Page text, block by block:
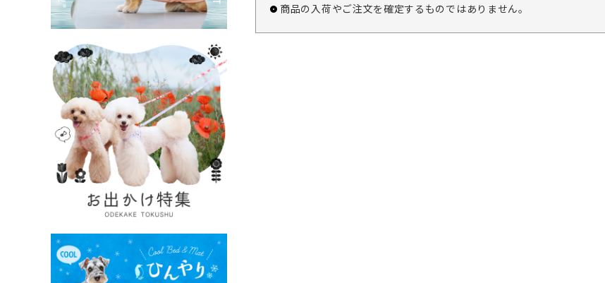
商品の入荷やご注文を確定するものではありません。